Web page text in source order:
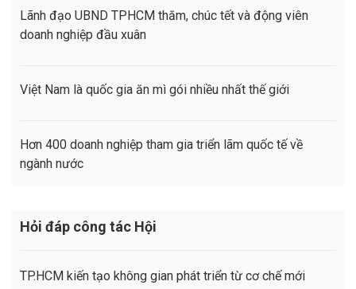
Lãnh đạo UBND TPHCM thăm, chúc tết và động viên
doanh nghiệp đầu xuân
Việt Nam là quốc gia ăn mì gói nhiều nhất thế giới
Hơn 400 doanh nghiệp tham gia triển lãm quốc tế về
ngành nước
Hỏi đáp công tác Hội
TP.HCM kiến tạo không gian phát triển từ cơ chế mới